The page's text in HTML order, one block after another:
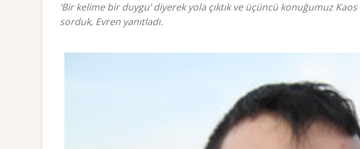
‘Bir kelime bir duygu’ diyerek yola çıktık ve üçüncü konuğumuz
sorduk, Evren yanıtladı.